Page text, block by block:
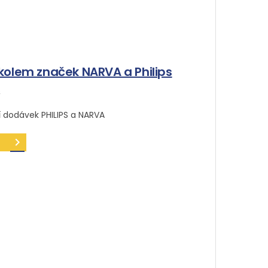
značek NARVA a Philips
PHILIPS a NARVA
keyboard_arrow_right